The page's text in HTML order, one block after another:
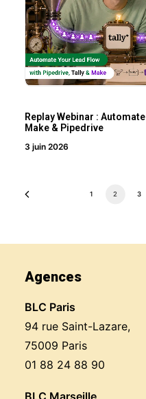
Replay Webinar :
Make & Pipedrive
3 juin 2026
1 2 3
Agences
BLC Paris
94 rue Saint-Lazare,
75009 Paris
01 88 24 88 90
BLC Marseille